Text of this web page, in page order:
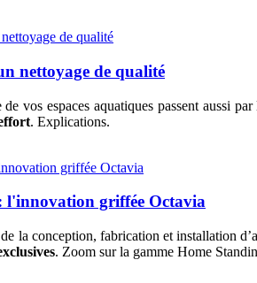
nettoyage de qualité
vos espaces aquatiques passent aussi
. Explications.
l'innovation griffée Octavia
la conception, fabrication et installation
. Zoom sur la gamme Home